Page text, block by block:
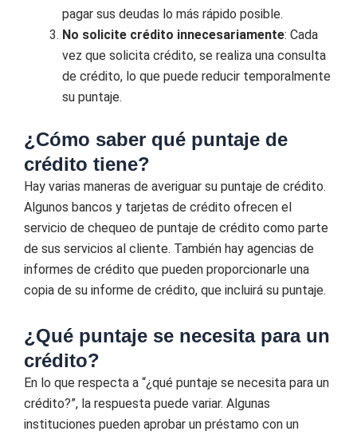
pagar sus deudas lo más rápido posible.
No solicite crédito innecesariamente: Cada
vez que solicita crédito, se realiza una consulta
de crédito, lo que puede reducir temporalmente
su puntaje.
¿Cómo saber qué puntaje de
crédito tiene?
Hay varias maneras de averiguar su puntaje de crédito.
Algunos bancos y tarjetas de crédito ofrecen el
servicio de chequeo de puntaje de crédito como parte
de sus servicios al cliente. También hay agencias de
informes de crédito que pueden proporcionarle una
copia de su informe de crédito, que incluirá su puntaje.
¿Qué puntaje se necesita para un
crédito?
En lo que respecta a “¿qué puntaje se necesita para un
crédito?”, la respuesta puede variar. Algunas
instituciones pueden aprobar un préstamo con un